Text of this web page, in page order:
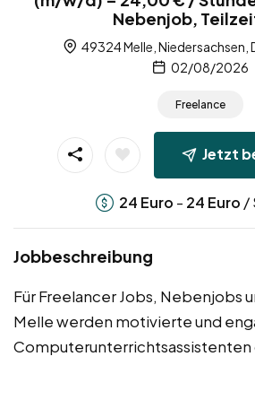
Nebenjob,
49324 Melle, Niedersachsen,
02/08/2026
Freelance
Jetzt
24 Euro - 24 Euro /
Jobbeschreibung
Für Freelancer Jobs, Nebenjobs
Melle werden motivierte und
Computerunterrichtsassistenten